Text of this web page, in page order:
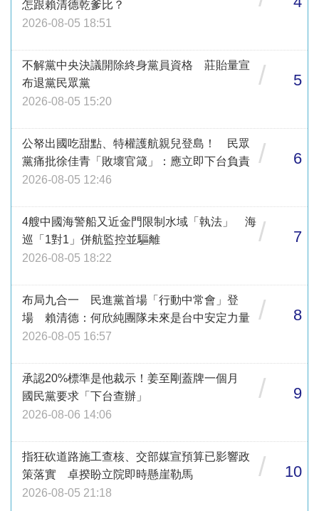
怎跟賴清德乾爹比？
2026-08-05 18:51
不解黨中央決議開除終身黨員資格 莊貽量宣
布退黨民眾黨
2026-08-05 15:20
/ 5
公帑出國吃甜點、特權護航親兒登島！ 民眾
黨痛批徐佳青「敗壞官箴」：應立即下台負責
2026-08-05 12:46
/ 6
4艘中國海警船又近金門限制水域「執法」 海
巡「1對1」併航監控並驅離
2026-08-05 18:22
/ 7
布局九合一 民進黨首場「行動中常會」登
場 賴清德：何欣純團隊未來是台中安定力量
2026-08-05 16:57
/ 8
承認20%標準是他裁示！姜至剛蓋牌一個月
國民黨要求「下台查辦」
2026-08-06 14:06
/ 9
指狂砍道路施工查核、交部媒宣預算已影響政
策落實 卓揆盼立院即時懸崖勒馬
2026-08-05 21:18
/ 10